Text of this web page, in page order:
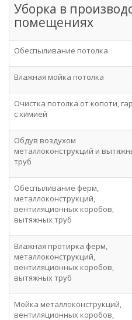
Уборка в
помещениях
Обеспыливание потолка
Влажная мойка потолка
Очистка потолка от копоти,
с химией
Обдув воздухом
металлоконструкций и
труб
Обеспыливание ферм,
металлоконструкций,
вентиляционных коробов,
вытяжных труб
Влажная протирка ферм,
металлоконструкций,
вентиляционных коробов,
вытяжных труб
Мойка металлоконструкций,
вентиляционных коробов,